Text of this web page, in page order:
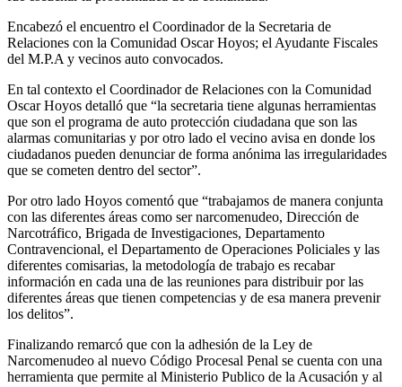
Encabezó el encuentro el Coordinador de la Secretaria de
Relaciones con la Comunidad Oscar Hoyos; el Ayudante Fiscales
del M.P.A y vecinos auto convocados.
En tal contexto el Coordinador de Relaciones con la Comunidad
Oscar Hoyos detalló que “la secretaria tiene algunas herramientas
que son el programa de auto protección ciudadana que son las
alarmas comunitarias y por otro lado el vecino avisa en donde los
ciudadanos pueden denunciar de forma anónima las irregularidades
que se cometen dentro del sector”.
Por otro lado Hoyos comentó que “trabajamos de manera conjunta
con las diferentes áreas como ser narcomenudeo, Dirección de
Narcotráfico, Brigada de Investigaciones, Departamento
Contravencional, el Departamento de Operaciones Policiales y las
diferentes comisarias, la metodología de trabajo es recabar
información en cada una de las reuniones para distribuir por las
diferentes áreas que tienen competencias y de esa manera prevenir
los delitos”.
Finalizando remarcó que con la adhesión de la Ley de
Narcomenudeo al nuevo Código Procesal Penal se cuenta con una
herramienta que permite al Ministerio Publico de la Acusación y al